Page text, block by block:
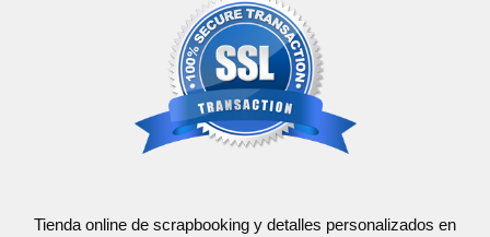
Tienda online de scrapbooking y detalles personalizados en